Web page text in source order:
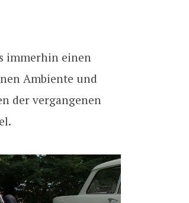
immerhin einen
Ambiente und
der vergangenen